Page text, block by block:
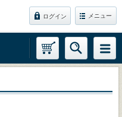
ログイン メニュー